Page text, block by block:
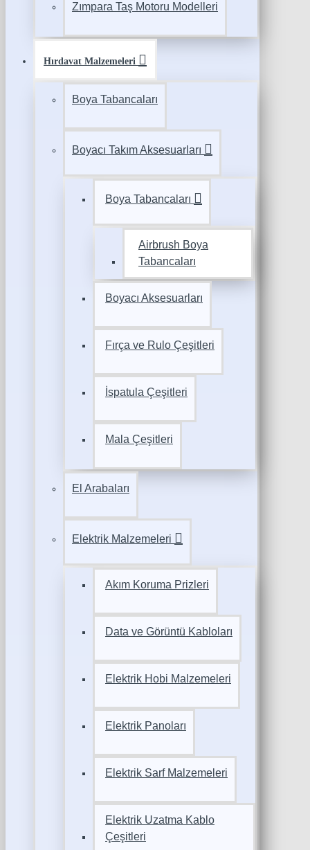
Zımpara Taş Motoru Modelleri
Hırdavat Malzemeleri
Boya Tabancaları
Boyacı Takım Aksesuarları
Boya Tabancaları
Airbrush Boya
Tabancaları
Boyacı Aksesuarları
Fırça ve Rulo Çeşitleri
İspatula Çeşitleri
Mala Çeşitleri
El Arabaları
Elektrik Malzemeleri
Akım Koruma Prizleri
Data ve Görüntü Kabloları
Elektrik Hobi Malzemeleri
Elektrik Panoları
Elektrik Sarf Malzemeleri
Elektrik Uzatma Kablo
Çeşitleri